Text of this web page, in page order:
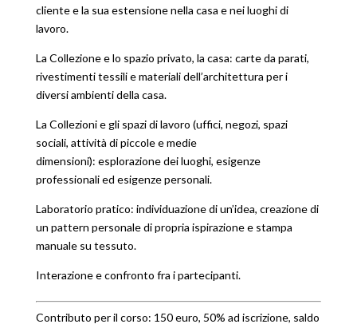
cliente e la sua estensione nella casa e nei luoghi di
lavoro.
La Collezione e lo spazio privato, la casa: carte da parati,
rivestimenti tessili e materiali dell’architettura per i
diversi ambienti della casa.
La Collezioni e gli spazi di lavoro (uffici, negozi, spazi
sociali, attività di piccole e medie
dimensioni): esplorazione dei luoghi, esigenze
professionali ed esigenze personali.
Laboratorio pratico: individuazione di un’idea, creazione di
un pattern personale di propria ispirazione e stampa
manuale su tessuto.
Interazione e confronto fra i partecipanti.
Contributo per il corso: 150 euro, 50% ad iscrizione, saldo